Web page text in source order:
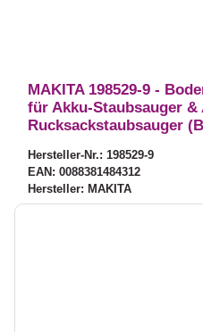
MAKITA 198529-9 -
für Akku-Staubsauger &
Rucksackstaubsauger
Hersteller-Nr.: 198529-9
EAN: 0088381484312
Hersteller: MAKITA